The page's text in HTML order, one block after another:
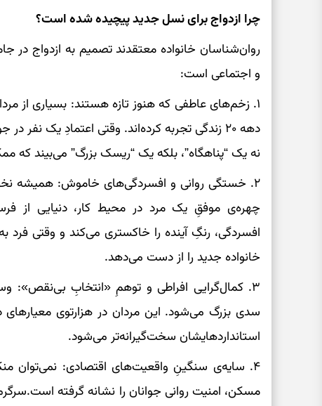
چرا ازدواج برای نسل جدید پیچیده شده است؟
روان‌شناسان خانواده معتقدند تصمیم به ازدواج در
و اجتماعی است:
۱. زخم‌های عاطفی که هنوز تازه هستند: بسیاری از
دهه ۲۰ زندگی تجربه کرده‌اند. وقتی اعتمادِ یک نفر
نه یک “پناهگاه”، بلکه یک “ریسک بزرگ” می‌بیند که
۲. خستگی روانی و افسردگی‌های خاموش: همیشه
چهره‌ی موفقِ یک مرد در محیط کار، دنیایی از
افسردگی، رنگِ آینده را خاکستری می‌کند و وقتی فرد
خانواده جدید را از دست می‌دهد.
۳. کمال‌گرایی افراطی و توهمِ «انتخابِ بی‌نقص»:
سدی بزرگ می‌شود. این مردان در هزارتوی
استانداردهایشان سخت‌گیرانه‌تر می‌شود.
۴. سایه‌ی سنگینِ واقعیت‌های اقتصادی: نمی‌توان
مسکن، امنیت روانی جوانان را نشانه گرفته